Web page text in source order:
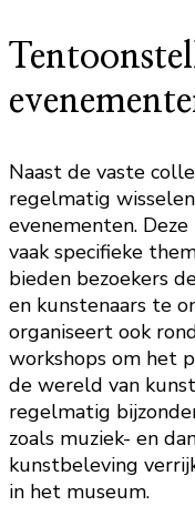
Naast de vaste
regelmatig
evenementen.
vaak specifieke
bieden bezoekers
en kunstenaars te
organiseert ook
workshops om het
de wereld van
regelmatig
zoals muziek- en
kunstbeleving
in het museum.